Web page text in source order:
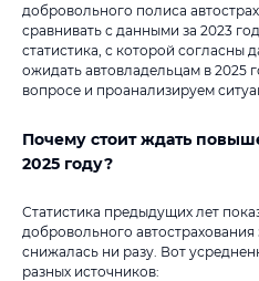
добровольного полиса
сравнивать с данными за 2023
статистика, с которой согласны
ожидать автовладельцам в 2025
вопросе и проанализируем
Почему стоит ждать
2025 году?
Статистика предыдущих лет
добровольного автострахования
снижалась ни разу. Вот
разных источников: